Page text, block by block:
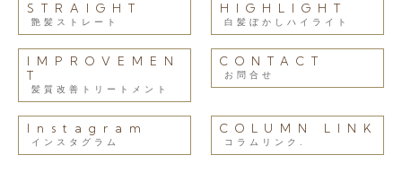
STRAIGHT
艶髪ストレート
HIGHLIGHT
白髪ぼかしハイライト
IMPROVEMEN
T
髪質改善トリートメント
CONTACT
お問合せ
Instagram
インスタグラム
COLUMN LINK
コラムリンク.